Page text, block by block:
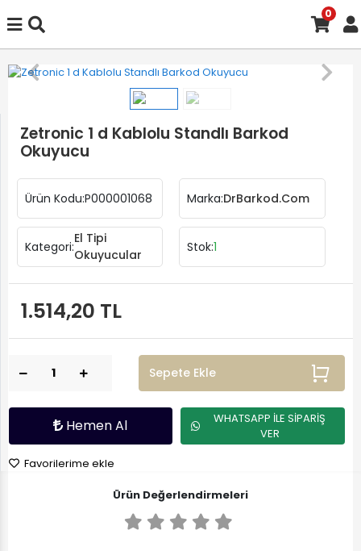
0
Zetronic 1 d Kablolu Standlı Barkod
Okuyucu
Ürün Kodu:P000001068 Marka:DrBarkod.Com
Kategori:
El Tipi
Okuyucular
Stok:1
1.514,20 TL
Sepete Ekle
Hemen Al
WHATSAPP İLE SİPARİŞ
VER
Favorilerime ekle
Ürün Değerlendirmeleri